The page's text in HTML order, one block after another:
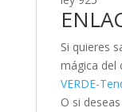
Si quieres
mágica del
VERDE-
O si